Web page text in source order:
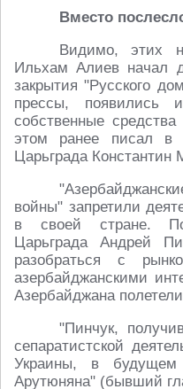
Вместо
Видимо, этих
Ильхам Алиев начал
закрытия "Русского
прессы, появились
собственные
этом ранее писал в
Царьграда Константин
войны" запретили
в своей стране.
Царьграда Андрей
разобраться с
азербайджанскими
Азербайджана
"Пинчук,
сепаратистской
Украины, в будущем
Арутюняна" (бывший